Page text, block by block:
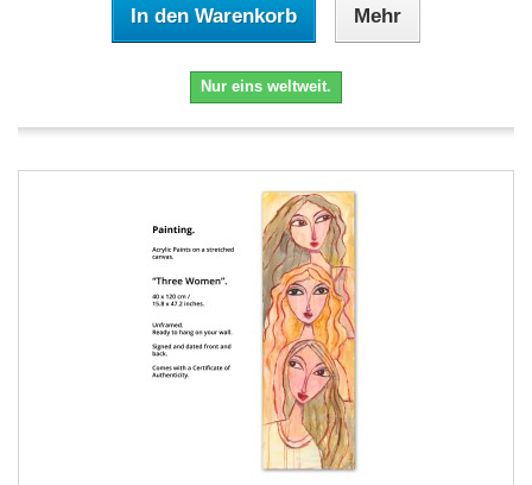
In den Warenkorb Mehr
Nur eins weltweit.